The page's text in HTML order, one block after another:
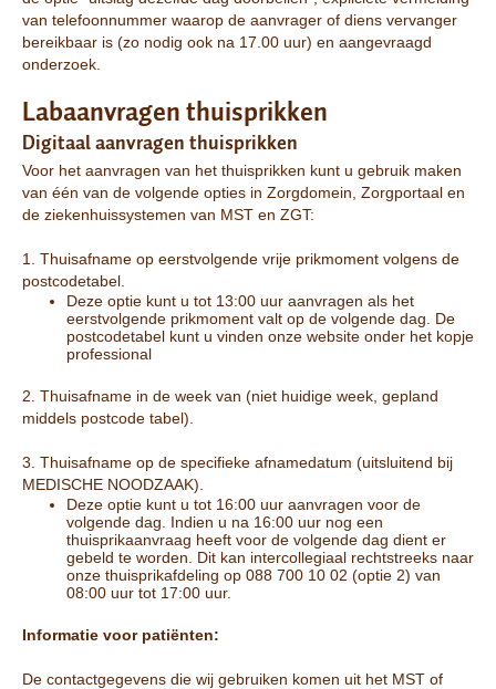
van telefoonnummer waarop de aanvrager of diens vervanger
bereikbaar is (zo nodig ook na 17.00 uur) en aangevraagd
onderzoek.
Labaanvragen thuisprikken
Digitaal aanvragen thuisprikken
Voor het aanvragen van het thuisprikken kunt u gebruik maken
van één van de volgende opties in Zorgdomein, Zorgportaal en
de ziekenhuissystemen van MST en ZGT:
1. Thuisafname op eerstvolgende vrije prikmoment volgens de
postcodetabel.
Deze optie kunt u tot 13:00 uur aanvragen als het
eerstvolgende prikmoment valt op de volgende dag. De
postcodetabel kunt u vinden onze website onder het kopje
professional
2. Thuisafname in de week van (niet huidige week, gepland
middels postcode tabel).
3. Thuisafname op de specifieke afnamedatum (uitsluitend bij
MEDISCHE NOODZAAK).
Deze optie kunt u tot 16:00 uur aanvragen voor de
volgende dag. Indien u na 16:00 uur nog een
thuisprikaanvraag heeft voor de volgende dag dient er
gebeld te worden. Dit kan intercollegiaal rechtstreeks naar
onze thuisprikafdeling op 088 700 10 02 (optie 2) van
08:00 uur tot 17:00 uur.
Informatie voor patiënten:
De contactgegevens die wij gebruiken komen uit het MST of